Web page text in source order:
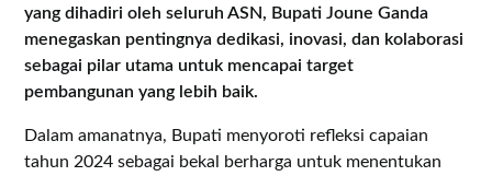
yang dihadiri oleh seluruh ASN, Bupati Joune Ganda
menegaskan pentingnya dedikasi, inovasi, dan kolaborasi
sebagai pilar utama untuk mencapai target
pembangunan yang lebih baik.
Dalam amanatnya, Bupati menyoroti refleksi capaian
tahun 2024 sebagai bekal berharga untuk menentukan